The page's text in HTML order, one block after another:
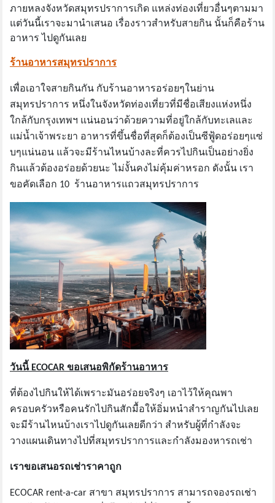
ภายหลงจังหวัดสมุทรปราการเกิด แหล่งท่องเที่ยวอื่นๆตามมา
แต่วันนี้เราจะมานำเสนอ เรื่องราวสำหรับสายกิน นั้นก็คือร้าน
อาหาร ไปดูกันเลย
ร้านอาหารสมุทรปราการ
เพื่อเอาใจสายกินกัน กับร้านอาหารอร่อยๆในย่าน
สมุทรปราการ หนึ่งในจังหวัดท่องเที่ยวที่มีชื่อเสียงแห่งหนึ่ง
ใกล้กับกรุงเทพฯ แน่นอนว่าด้วยความที่อยู่ใกล้กับทะเลและ
แม่น้ำเจ้าพระยา อาหารที่ขึ้นชื่อที่สุดก็ต้องเป็นซีฟู้ดอร่อยๆแซ่
บๆแน่นอน แล้วจะมีร้านไหนบ้างละที่ควรไปกินเป็นอย่างยิ่ง
กินแล้วต้องอร่อยด้วยนะ ไม่งั้นคงไม่คุ้มค่าหรอก ดังนั้น เรา
ขอคัดเลือก 10 ร้านอาหารแถวสมุทรปราการ
วันนี้ ECOCAR ขอเสนอพิกัดร้านอาหาร
ที่ต้องไปกินให้ได้เพราะมันอร่อยจริงๆ เอาไว้ให้คุณพา
ครอบครัวหรือคนรักไปกินสักมื้อให้อิ่มหนำสำราญกันไปเลย
จะมีร้านไหนบ้างเราไปดูกันเลยดีกว่า สำหรับผู้ที่กำลังจะ
วางแผนเดินทางไปที่สมุทรปราการและกำลังมองหารถเช่า
เราขอเสนอรถเช่าราคาถูก
ECOCAR rent-a-car สาขา สมุทรปราการ สามารถจองรถเช่า